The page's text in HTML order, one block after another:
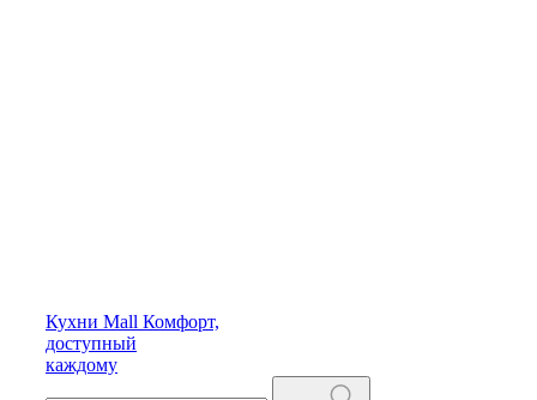
Кухни Mall Комфорт,
доступный
каждому